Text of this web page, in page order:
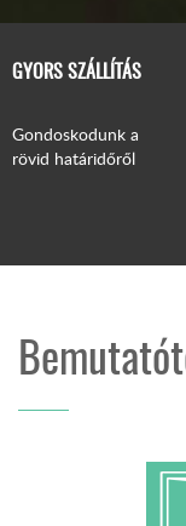
GYORS SZÁLLÍTÁS
Gondoskodunk a
rövid határidőről